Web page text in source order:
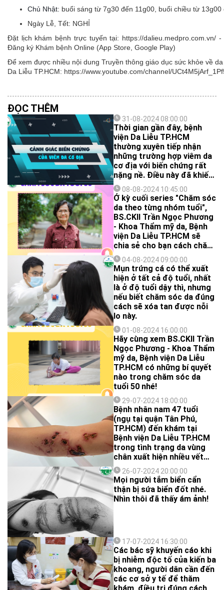
Chủ Nhật: buổi sáng từ 7g30 đến 11g00, buổi chiều từ 13g00
Ngày Lễ, Tết: NGHỈ
Đặt lịch khám bệnh trực tuyến tại: https://dalieu.medpro.com.vn/
Đăng ký Khám bệnh Online (App Store, Google Play)
Để xem được nhiều nội dung Truyền thông giáo dục sức khỏe về
Da Liễu TP.HCM: https://www.youtube.com/channel/
ĐỌC THÊM
31-08-2024 08:00:00
Thời gian gần đây, bệnh
viện Da Liễu TP.HCM
thường xuyên tiếp nhận
những trường hợp viêm da
cơ địa với biến chứng rất
nặng nề. Điều này đã khiến
cho viêm da cơ địa vốn đã
điều trị khó khăn, nay lại
còn khó khăn và thách
thức hơn nữa.
08-08-2024 10:45:00
Ở kỳ cuối series "Chăm sóc
da theo từng nhóm tuổi",
BS.CKII Trần Ngọc Phương
- Khoa Thẩm mỹ da, Bệnh
viện Da Liễu TP.HCM sẽ
chia sẻ cho bạn cách chăm
sóc da ở người từ 60 tuổi
trở lên, mời bạn cùng xem
nhé!
04-08-2024 09:00:00
Mụn trứng cá có thể xuất
hiện ở tất cả độ tuổi, nhất
là ở độ tuổi dậy thì, nhưng
nếu biết chăm sóc da đúng
cách sẽ xóa tan được nỗi
lo này.
01-08-2024 16:00:00
Hãy cùng xem BS.CKII Trần
Ngọc Phương - Khoa Thẩm
mỹ da, Bệnh viện Da Liễu
TP.HCM có những bí quyết
nào trong chăm sóc da
tuổi 50 nhé!
29-07-2024 18:00:00
Bệnh nhân nam 47 tuổi
(ngụ tại quận Tân Phú,
TP.HCM) đến khám tại
Bệnh viện Da Liễu TP.HCM
trong tình trạng da vùng
chân xuất hiện nhiều vết
thương dài, mảng hồng ban
sưng nề, có những vùng bị
loét sâu kèm mủ vàng đục.
26-07-2024 20:00:00
Mọi người tắm biển cẩn
thận bị sứa biển đốt nhé.
Nhìn thôi đã thấy ám ảnh!
17-07-2024 16:30:00
Các bác sỹ khuyến cáo khi
bị nhiễm độc tố của kiến ba
khoang, người dân cần đến
các cơ sở y tế để thăm